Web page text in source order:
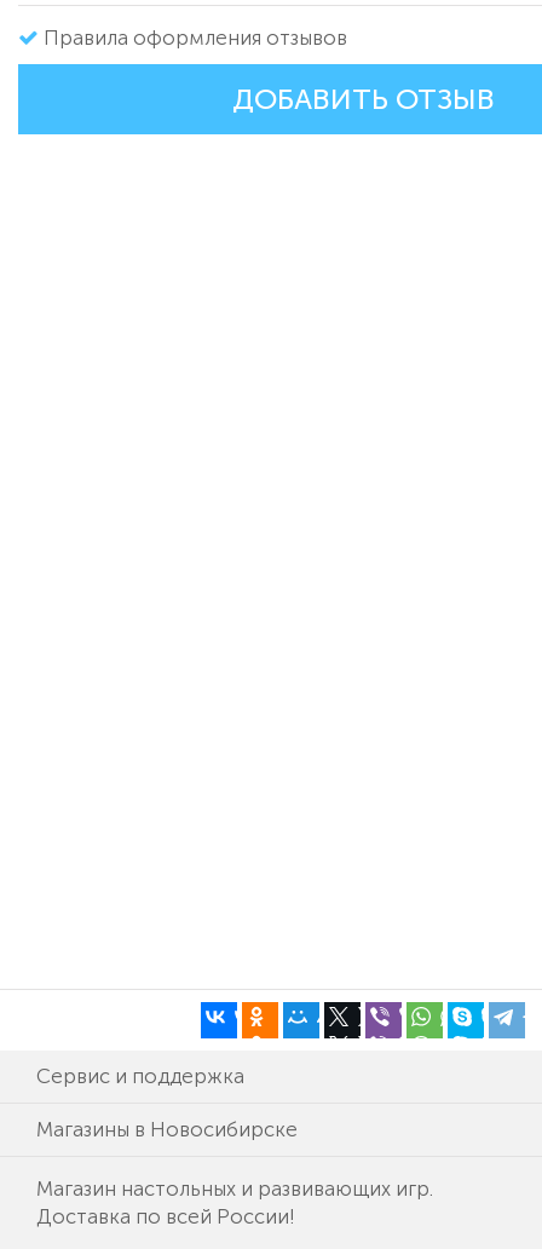
Правила оформления отзывов
ДОБАВИТЬ ОТЗЫВ
Сервис и поддержка
Магазины в Новосибирске
Магазин настольных и развивающих игр.
Доставка по всей России!